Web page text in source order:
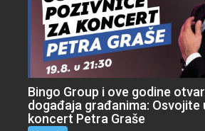
Bingo Group i ove godine
događaja građanima: Osvojite
koncert Petra Graše